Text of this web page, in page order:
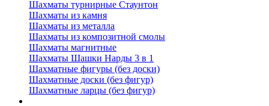
Шахматы турнирные Стаунтон
Шахматы из камня
Шахматы из металла
Шахматы из композитной смолы
Шахматы магнитные
Шахматы Шашки Нарды 3 в 1
Шахматные фигуры (без доски)
Шахматные доски (без фигур)
Шахматные ларцы (без фигур)